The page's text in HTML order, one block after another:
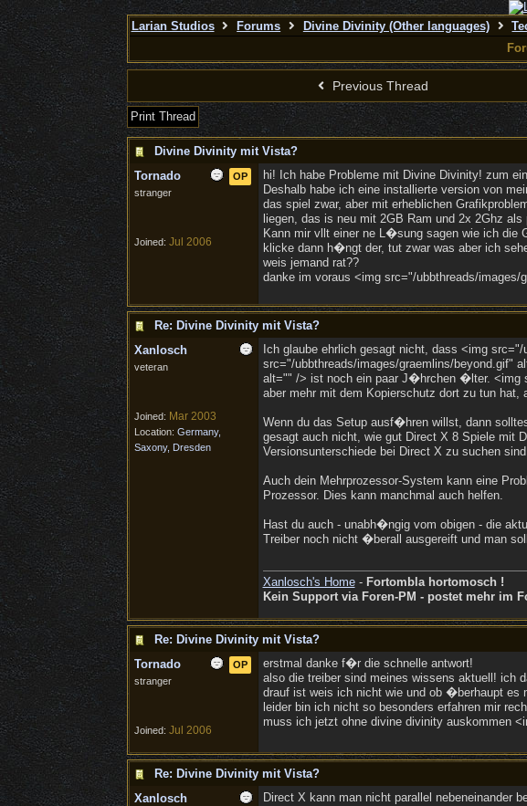
Larian Studios Forums Divine Divinity (Other languages)
Previous Thread
Print Thread
Divine Divinity mit Vista?
OP
Tornado
stranger
Joined: Jul 2006
hi! Ich habe Probleme mit Divine Divinity! zum
Deshalb habe ich eine installierte version von
das spiel zwar, aber mit erheblichen
liegen, das is neu mit 2GB Ram und 2x 2Ghz
Kann mir vllt einer ne L�sung sagen wie ich die
klicke dann h�ngt der, tut zwar was aber ich
weis jemand rat??
danke im voraus <img src="/ubbthreads/
Re: Divine Divinity mit Vista?
Xanlosch
veteran
Joined: Mar 2003
Location: Germany,
Saxony, Dresden
Ich glaube ehrlich gesagt nicht, dass <img
src="/ubbthreads/images/graemlins/beyond.gif"
alt="" /> ist noch ein paar J�hrchen �lter. <img
aber mehr mit dem Kopierschutz dort zu tun hat,
Wenn du das Setup ausf�hren willst, dann
gesagt auch nicht, wie gut Direct X 8 Spiele mit
Versionsunterschiede bei Direct X zu suchen
Auch dein Mehrprozessor-System kann eine
Prozessor. Dies kann manchmal auch helfen.
Hast du auch - unabh�ngig vom obigen - die
Treiber noch nicht �berall ausgereift und man
Xanlosch's Home- Fortombla hortomosch !
Kein Support via Foren-PM - postet mehr im
Re: Divine Divinity mit Vista?
OP
Tornado
stranger
Joined: Jul 2006
erstmal danke f�r die schnelle antwort!
also die treiber sind meines wissens aktuell! ich
drauf ist weis ich nicht wie und ob �berhaupt
leider bin ich nicht so besonders erfahren mir
muss ich jetzt ohne divine divinity auskommen
Re: Divine Divinity mit Vista?
Xanlosch Direct X kann man nicht parallel nebeneinander